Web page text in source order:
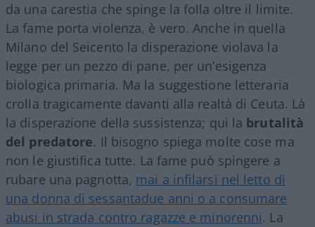
da una carestia che spinge la folla oltre il limite.
La fame porta violenza, è vero. Anche in quella
Milano del Seicento la disperazione violava la
legge per un pezzo di pane, per un’esigenza
biologica primaria. Ma la suggestione letteraria
crolla tragicamente davanti alla realtà di Ceuta. Là
la disperazione della sussistenza; qui la brutalità
del predatore. Il bisogno spiega molte cose ma
non le giustifica tutte. La fame può spingere a
rubare una pagnotta, mai a infilarsi nel letto di
una donna di sessantadue anni o a consumare
abusi in strada contro ragazze e minorenni. La